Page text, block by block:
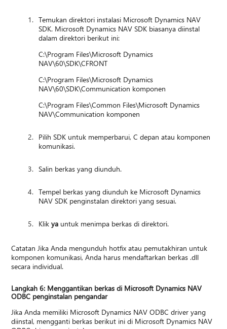
Temukan direktori instalasi Microsoft Dynamics NAV
SDK. Microsoft Dynamics NAV SDK biasanya diinstal
dalam direktori berikut ini:
C:\Program Files\Microsoft Dynamics
NAV\60\SDK\CFRONT
C:\Program Files\Microsoft Dynamics
NAV\60\SDK\Communication komponen
C:\Program Files\Common Files\Microsoft Dynamics
NAV\Communication komponen
Pilih SDK untuk memperbarui, C depan atau komponen
komunikasi.
Salin berkas yang diunduh.
Tempel berkas yang diunduh ke Microsoft Dynamics
NAV SDK penginstalan direktori yang sesuai.
Klikya untuk menimpa berkas di direktori.
Catatan Jika Anda mengunduh hotfix atau pemutakhiran untuk
komponen komunikasi, Anda harus mendaftarkan berkas .dll
secara individual.
Langkah 6: Menggantikan berkas di Microsoft Dynamics NAV
ODBC penginstalan pengandar
Jika Anda memiliki Microsoft Dynamics NAV ODBC driver yang
diinstal, mengganti berkas berikut ini di Microsoft Dynamics NAV